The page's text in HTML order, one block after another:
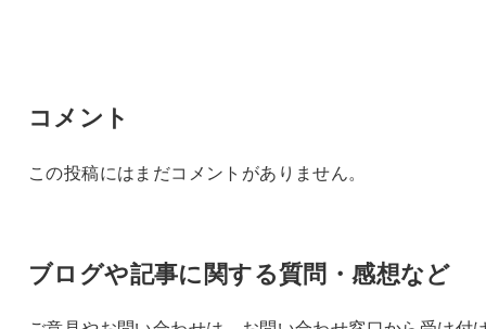
コメント
この投稿にはまだコメントがありません。
ブログや記事に関する質問・感想など